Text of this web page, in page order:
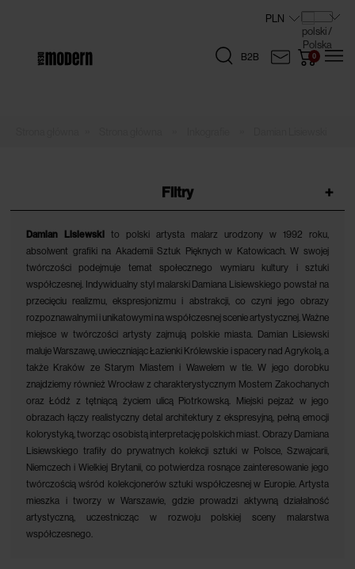
B2B
Filtry +
Damian Lisiewski
to polski artysta malarz urodzony w 1992 roku,
absolwent grafiki na Akademii Sztuk Pięknych w Katowicach. W swojej
twórczości podejmuje temat społecznego wymiaru kultury i sztuki
współczesnej. Indywidualny styl malarski Damiana Lisiewskiego powstał na
przecięciu realizmu, ekspresjonizmu i abstrakcji, co czyni jego obrazy
rozpoznawalnymi i unikatowymi na współczesnej scenie artystycznej. Ważne
miejsce w twórczości artysty zajmują polskie miasta. Damian Lisiewski
maluje Warszawę, uwieczniając Łazienki Królewskie i spacery nad Agrykolą, a
także Kraków ze Starym Miastem i Wawelem w tle. W jego dorobku
znajdziemy również Wrocław z charakterystycznym Mostem Zakochanych
oraz Łódź z tętniącą życiem ulicą Piotrkowską. Miejski pejzaż w jego
obrazach łączy realistyczny detal architektury z ekspresyjną, pełną emocji
kolorystyką, tworząc osobistą interpretację polskich miast. Obrazy Damiana
Lisiewskiego trafiły do prywatnych kolekcji sztuki w Polsce, Szwajcarii,
Niemczech i Wielkiej Brytanii, co potwierdza rosnące zainteresowanie jego
twórczością wśród kolekcjonerów sztuki współczesnej w Europie. Artysta
mieszka i tworzy w Warszawie, gdzie prowadzi aktywną działalność
artystyczną, uczestnicząc w rozwoju polskiej sceny malarstwa
współczesnego.